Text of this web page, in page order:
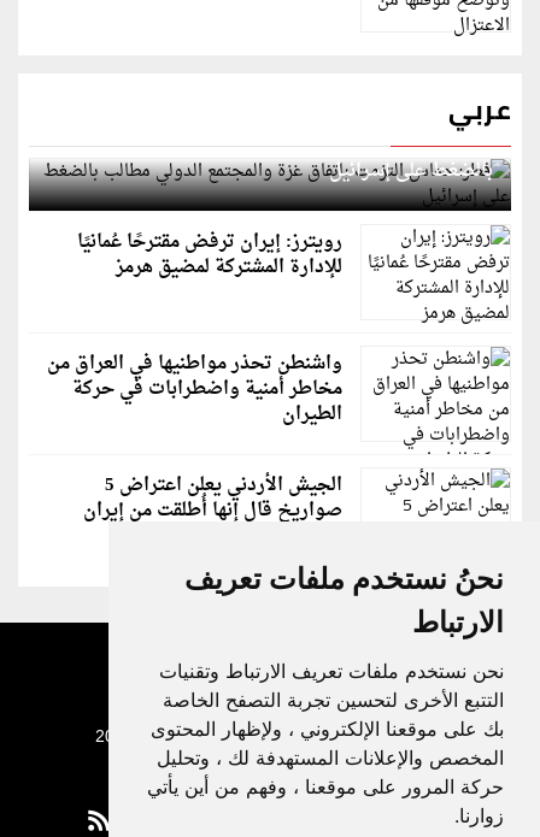
نحنُ نستخدم ملفات تعريف
الارتباط
نحن نستخدم ملفات تعريف الارتباط وتقنيات
التتبع الأخرى لتحسين تجربة التصفح الخاصة
بك على موقعنا الإلكتروني ، ولإظهار المحتوى
المخصص والإعلانات المستهدفة لك ، وتحليل
حركة المرور على موقعنا ، وفهم من أين يأتي
زوارنا.
عربي
قطر: حماس التزمت باتفاق غزة والمجتمع الدولي مطالب
بالضغط على إسرائيل
رويترز: إيران ترفض مقترحًا عُمانيًا
للإدارة المشتركة لمضيق هرمز
واشنطن تحذر مواطنيها في العراق من
مخاطر أمنية واضطرابات في حركة
الطيران
الجيش الأردني يعلن اعتراض 5
صواريخ قال إنها أُطلقت من إيران
جميع الحقوق محفوظة لدنيا الوطن © 2003 - 2022